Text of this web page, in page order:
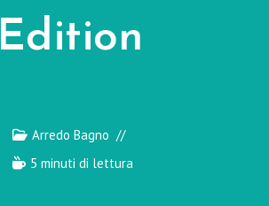
Edition
Arredo Bagno
5 minuti di lettura